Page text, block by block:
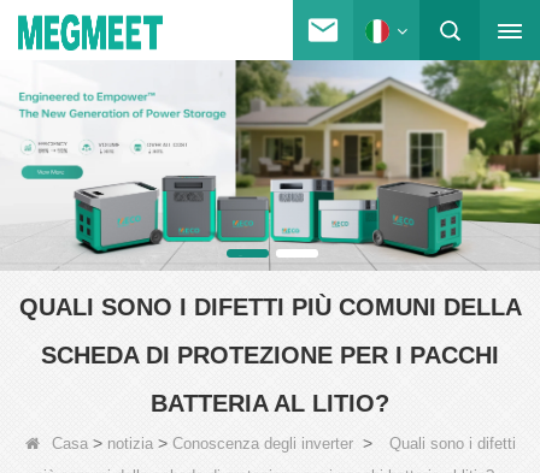
QUALI SONO I DIFETTI PIÙ COMUNI DELLA
SCHEDA DI PROTEZIONE PER I PACCHI
BATTERIA AL LITIO?
Casa> notizia> Conoscenza degli inverter>
Quali sono i difetti